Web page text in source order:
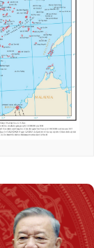
Điều
sự, quốc
ép bên
hội
luật liên